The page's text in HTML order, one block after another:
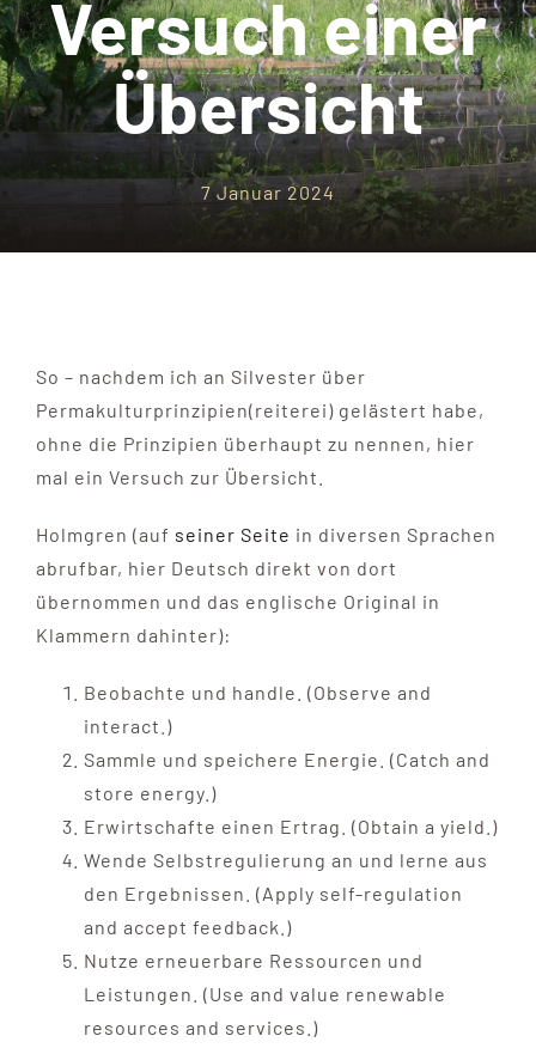
Versuch einer
Übersicht
7 Januar 2024
So – nachdem ich an Silvester über
Permakulturprinzipien(reiterei) gelästert habe,
ohne die Prinzipien überhaupt zu nennen, hier
mal ein Versuch zur Übersicht.
Holmgren (auf seiner Seite in diversen Sprachen
abrufbar, hier Deutsch direkt von dort
übernommen und das englische Original in
Klammern dahinter):
Beobachte und handle. (Observe and
interact.)
Sammle und speichere Energie. (Catch and
store energy.)
Erwirtschafte einen Ertrag. (Obtain a yield.)
Wende Selbstregulierung an und lerne aus
den Ergebnissen. (Apply self-regulation
and accept feedback.)
Nutze erneuerbare Ressourcen und
Leistungen. (Use and value renewable
resources and services.)